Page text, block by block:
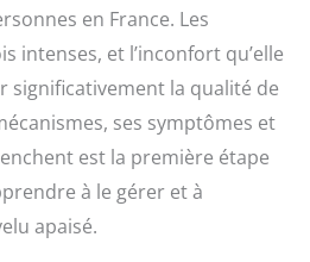
en France. Les
intenses, et l’inconfort qu’elle
significativement la qualité de
ses symptômes et
est la première étape
à le gérer et à
apaisé.